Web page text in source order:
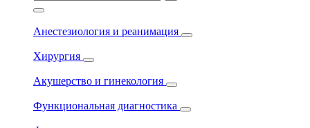
Анестезиология и реанимация
Хирургия
Акушерство и гинекология
Функциональная диагностика